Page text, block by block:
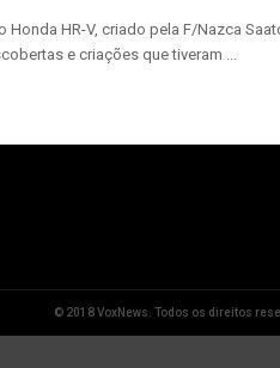
Honda HR-V, criado pela F/Nazca
e criações que tiveram ...
© 2018 VoxNews. Todos os direitos